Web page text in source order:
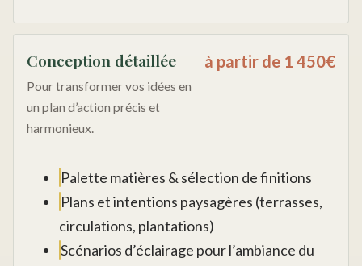
Conception détaillée
Pour transformer vos idées en
un plan d’action précis et
harmonieux.
à partir de 1 450€
Palette matières & sélection de finitions
Plans et intentions paysagères (terrasses,
circulations, plantations)
Scénarios d’éclairage pour l’ambiance du